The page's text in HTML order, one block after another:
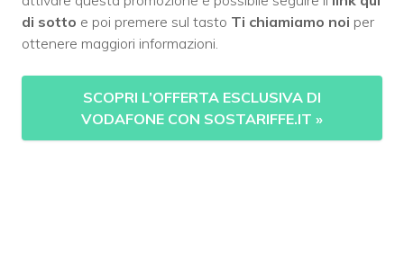
di sotto e poi premere sul tasto Ti chiamiamo noi per
ottenere maggiori informazioni.
SCOPRI L’OFFERTA ESCLUSIVA DI
VODAFONE CON SOSTARIFFE.IT »